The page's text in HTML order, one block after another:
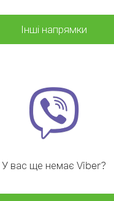
Інші напрямки
У вас ще немає Viber?